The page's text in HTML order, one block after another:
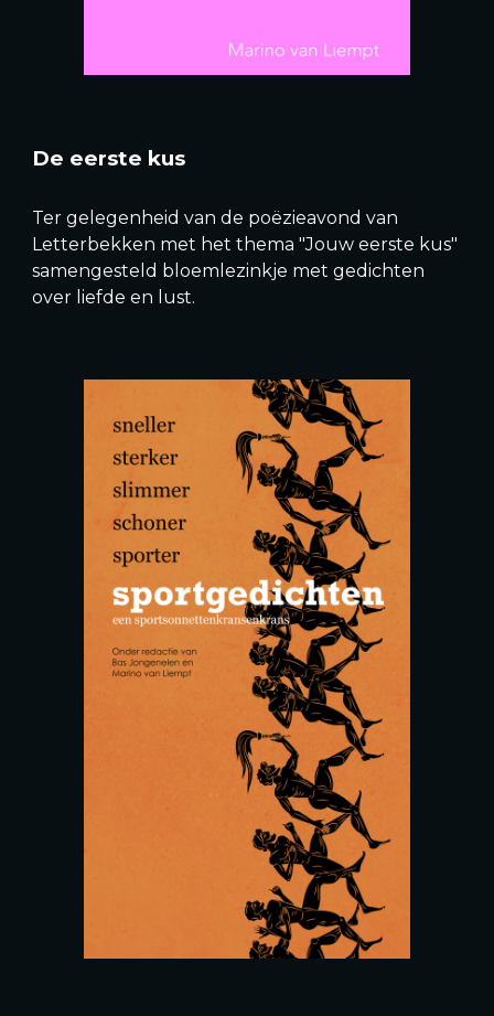
De eerste kus
Ter gelegenheid van de poëzieavond van
Letterbekken met het thema "Jouw eerste kus"
samengesteld bloemlezinkje met gedichten
over liefde en lust.